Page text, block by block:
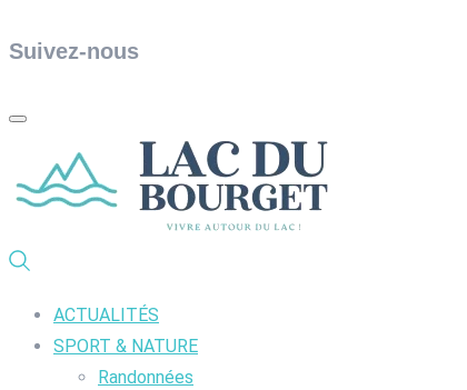
Suivez-nous
ACTUALITÉS
SPORT & NATURE
Randonnées